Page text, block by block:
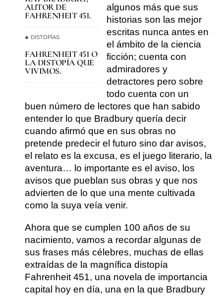
AUTOR DE
FAHRENHEIT 451.
DISTOPÍAS
FAHRENHEIT 451 O
LA DISTOPÍA QUE
VIVIMOS.
algunos más que sus
historias son las mejor
escritas nunca antes en
el ámbito de la ciencia
ficción; cuenta con
admiradores y
detractores pero sobre
todo cuenta con un
buen número de lectores que han sabido
entender lo que Bradbury quería decir
cuando afirmó que en sus obras no
pretende predecir el futuro sino dar avisos,
el relato es la excusa, es el juego literario, la
aventura… lo importante es el aviso, los
avisos que pueblan sus obras y que nos
advierten de lo que una mente cultivada
como la suya veía venir.
Ahora que se cumplen 100 años de su
nacimiento, vamos a recordar algunas de
sus frases más célebres, muchas de ellas
extraídas de la magnífica distopía
Fahrenheit 451, una novela de importancia
capital hoy en día, una en la que Bradbury